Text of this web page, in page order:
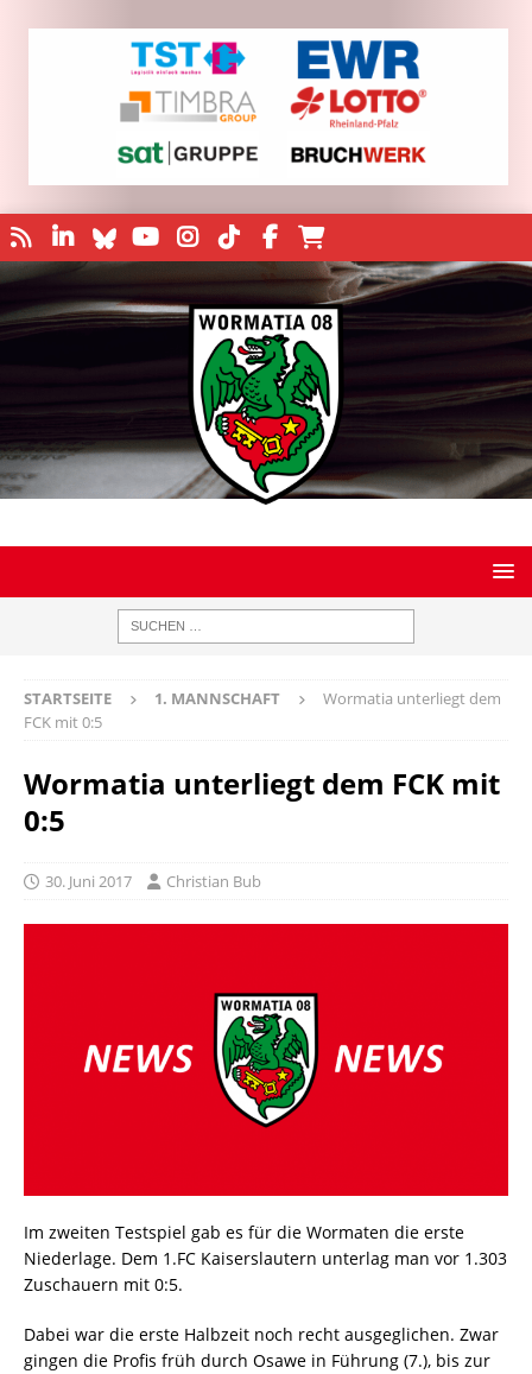
STARTSEITE 1. MANNSCHAFT
Wormatia unterliegt dem
FCK mit 0:5
Wormatia unterliegt dem FCK mit
0:5
30. Juni 2017 Christian Bub
Im zweiten Testspiel gab es für die Wormaten die erste
Niederlage. Dem 1.FC Kaiserslautern unterlag man vor 1.303
Zuschauern mit 0:5.
Dabei war die erste Halbzeit noch recht ausgeglichen. Zwar
gingen die Profis früh durch Osawe in Führung (7.), bis zur